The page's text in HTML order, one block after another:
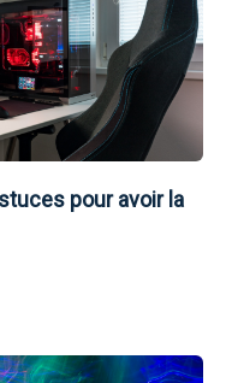
pour avoir la